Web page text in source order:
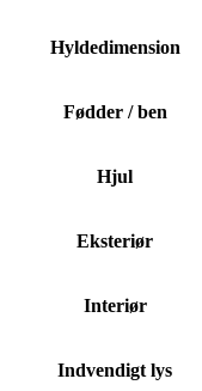
Hyldedimension
Fødder / ben
Hjul
Eksteriør
Interiør
Indvendigt lys